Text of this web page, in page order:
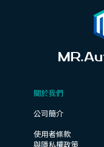
關於我們
公司簡介
使用者條款